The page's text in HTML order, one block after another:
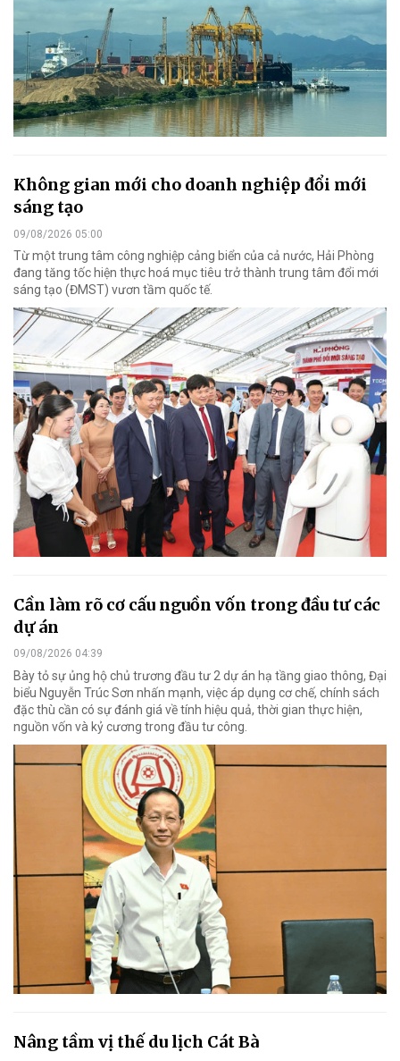
Không gian mới cho doanh nghiệp đổi mới
sáng tạo
09/08/2026 05:00
Từ một trung tâm công nghiệp cảng biển của cả nước, Hải Phòng
đang tăng tốc hiện thực hoá mục tiêu trở thành trung tâm đổi mới
sáng tạo (ĐMST) vươn tầm quốc tế.
Cần làm rõ cơ cấu nguồn vốn trong đầu tư các
dự án
09/08/2026 04:39
Bày tỏ sự ủng hộ chủ trương đầu tư 2 dự án hạ tầng giao thông, Đại
biểu Nguyễn Trúc Sơn nhấn mạnh, việc áp dụng cơ chế, chính sách
đặc thù cần có sự đánh giá về tính hiệu quả, thời gian thực hiện,
nguồn vốn và kỷ cương trong đầu tư công.
Nâng tầm vị thế du lịch Cát Bà